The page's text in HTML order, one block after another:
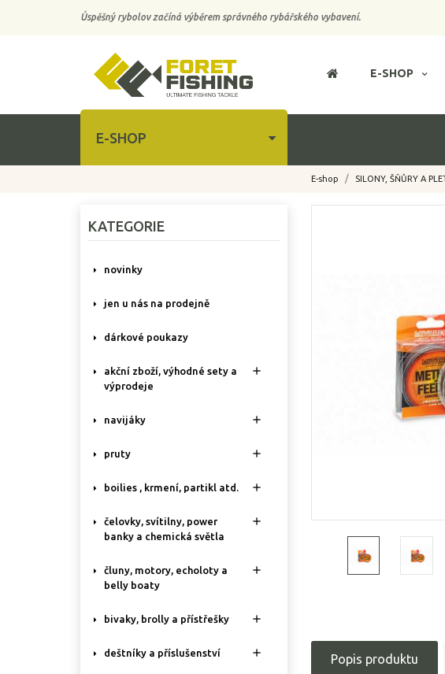
Úspěšný rybolov začíná výběrem správného rybářského vybavení.
E-SHOP
E-SHOP
E-shop SILONY, ŠŇŮRY A
KATEGORIE
novinky
jen u nás na prodejně
dárkové poukazy
akční zboží, výhodné sety a
výprodeje

navijáky 
pruty 
boilies , krmení, partikl atd. 
čelovky, svítilny, power
banky a chemická světla

čluny, motory, echoloty a
belly boaty

bivaky, brolly a přístřešky 
deštníky a příslušenství  Popis produktu